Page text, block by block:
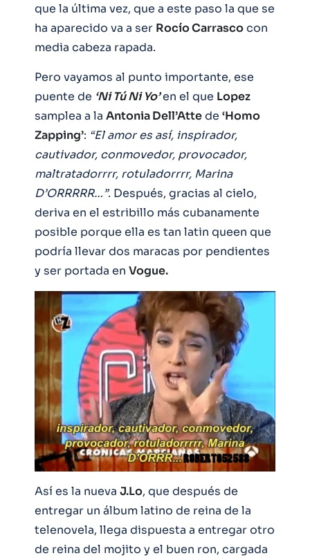
que la última vez, que a este paso la que se
ha aparecido va a ser Rocío Carrascocon
media cabeza rapada.
Pero vayamos al punto importante, ese
puente de ‘Ni Tú Ni Yo’en el que Lopez
samplea a la Antonia Dell’Attede ‘Homo
Zapping’: “El amor es así, inspirador,
cautivador, conmovedor, provocador,
maltratadorrrr, rotuladorrrr, Marina
D’ORRRRR…”. Después, gracias al cielo,
deriva en el estribillo más cubanamente
posible porque ella es tan latin queen que
podría llevar dos maracas por pendientes
y ser portada en Vogue.
Así es la nueva J.Lo, que después de
entregar un álbum latino de reina de la
telenovela, llega dispuesta a entregar otro
de reina del mojito y el buen ron, cargada